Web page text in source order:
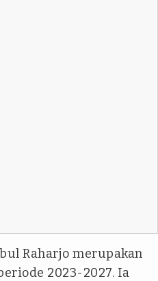
Raharjo merupakan
2023-2027. Ia